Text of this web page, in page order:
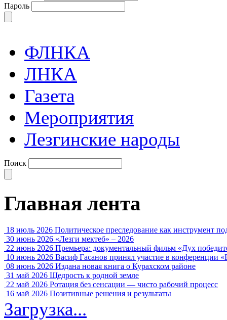
Пароль
ФЛНКА
ЛНКА
Газета
Мероприятия
Лезгинские народы
Поиск
Главная лента
18 июль 2026 Политическое преследование как инструмент
30 июнь 2026 «Лезги мектеб» – 2026
22 июнь 2026 Премьера: документальный фильм «Дух
10 июнь 2026 Васиф Гасанов принял участие в конференции
08 июнь 2026 Издана новая книга о Курахском районе
31 май 2026 Щедрость к родной земле
22 май 2026 Ротация без сенсации — чисто рабочий процесс
16 май 2026 Позитивные решения и результаты
Загрузка...